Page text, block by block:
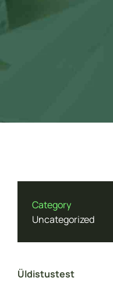
Category
Uncategorized
Üldistustest